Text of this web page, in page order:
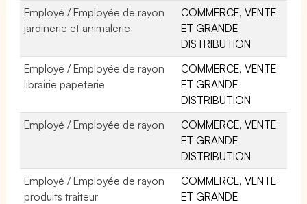
Employé / Employée de rayon
jardinerie et animalerie
COMMERCE, VENTE
ET GRANDE
DISTRIBUTION
Employé / Employée de rayon
librairie papeterie
COMMERCE, VENTE
ET GRANDE
DISTRIBUTION
Employé / Employée de rayon
COMMERCE, VENTE
ET GRANDE
DISTRIBUTION
Employé / Employée de rayon
produits traiteur
COMMERCE, VENTE
ET GRANDE